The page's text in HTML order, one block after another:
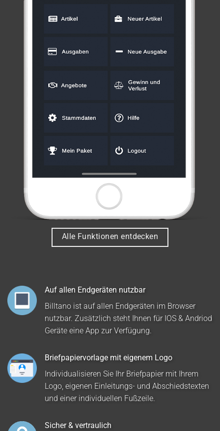
Alle Funktionen entdecken
Auf allen Endgeräten nutzbar
Billtano ist auf allen Endgeräten im Browser
nutzbar. Zusätzlich steht Ihnen für IOS & Andriod
Geräte eine App zur Verfügung.
Briefpapiervorlage mit eigenem Logo
Individualisieren Sie Ihr Briefpapier mit Ihrem
Logo, eigenen Einleitungs- und Abschiedstexten
und einer individuellen Fußzeile.
Sicher & vertraulich